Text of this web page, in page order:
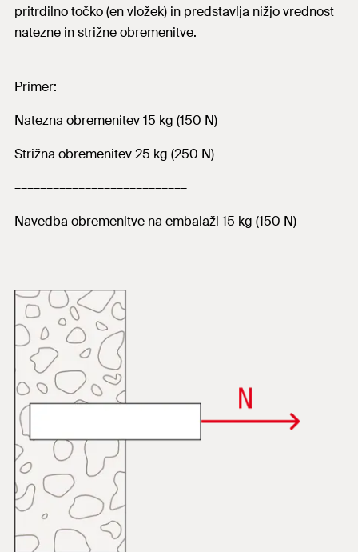
pritrdilno točko (en vložek) in predstavlja nižjo vrednost
natezne in strižne obremenitve.
Primer:
Natezna obremenitev 15 kg (150 N)
Strižna obremenitev 25 kg (250 N)
–––––––––––––––––––––––––––
Navedba obremenitve na embalaži 15 kg (150 N)